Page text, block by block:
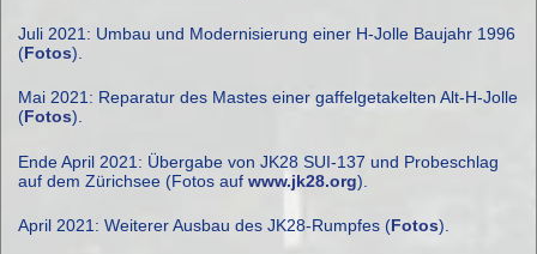
Juli 2021: Umbau und Modernisierung einer H-Jolle Baujahr 1996
(Fotos).
Mai 2021: Reparatur des Mastes einer gaffelgetakelten Alt-H-Jolle
(Fotos).
Ende April 2021: Übergabe von JK28 SUI-137 und Probeschlag
auf dem Zürichsee (Fotos aufwww.jk28.org).
April 2021: Weiterer Ausbau des JK28-Rumpfes (Fotos).